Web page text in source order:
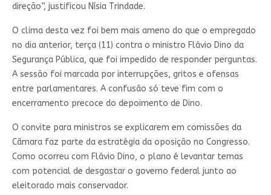
direção”, justificou Nísia Trindade.
O clima desta vez foi bem mais ameno do que o empregado
no dia anterior, terça (11) contra o ministro Flávio Dino da
Segurança Pública, que foi impedido de responder perguntas.
A sessão foi marcada por interrupções, gritos e ofensas
entre parlamentares. A confusão só teve fim com o
encerramento precoce do depoimento de Dino.
O convite para ministros se explicarem em comissões da
Câmara faz parte da estratégia da oposição no Congresso.
Como ocorreu com Flávio Dino, o plano é levantar temas
com potencial de desgastar o governo federal junto ao
eleitorado mais conservador.